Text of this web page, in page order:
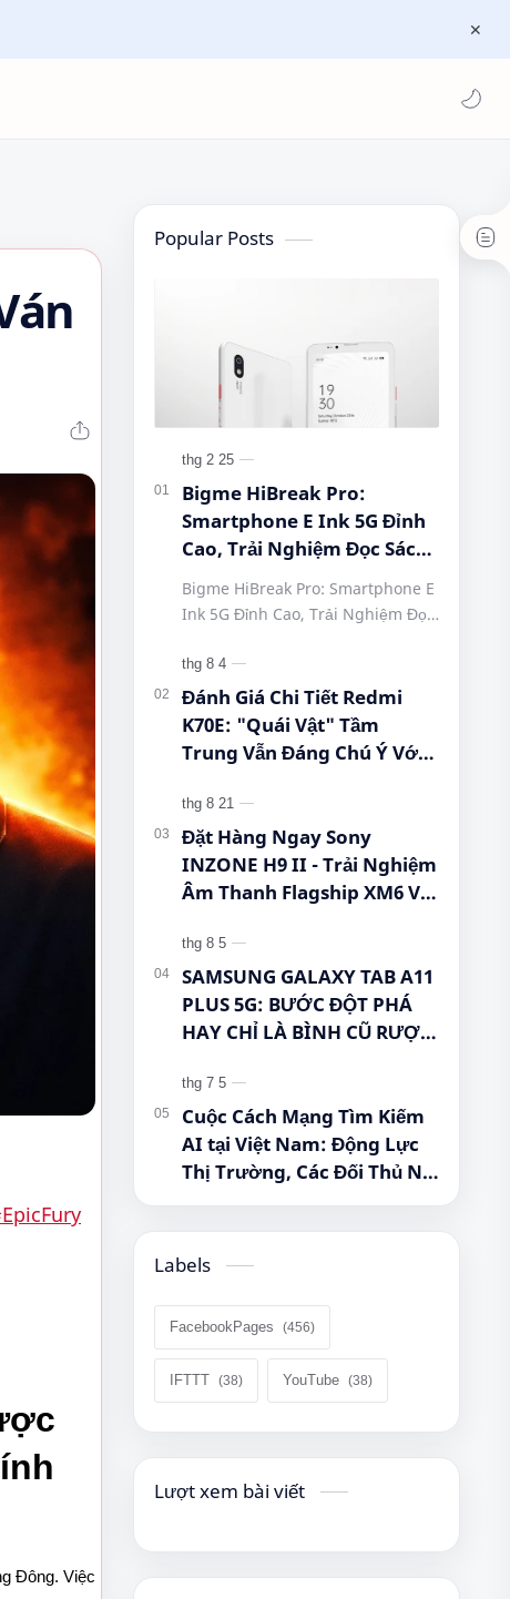
Đông. Việc
Popular Posts
Bigme HiBreak Pro:
Smartphone E Ink 5G Đỉnh
Cao, Trải Nghiệm Đọc Sách
Mobile! #BigmeHiBreakPro
#SmartphoneEInk
#QueenMobile
#HiBreakPro5G
#DienThoaiDocSach
#CongNgheMoi
#MuaSamThongMinh
#EInkPhone
#5GSmartphone
Bigme HiBreak Pro: Smartphone E
Ink 5G Đỉnh Cao, Trải Nghiệm Đọc
#BigmeHiBreakPro
#SmartphoneEInk #QueenMobile
#Hi…
Đánh Giá Chi Tiết Redmi
K70E: "Quái Vật" Tầm
Trung Vẫn Đáng Chú Ý Với
Hình 1.5K Và Pin 5.500 mAh
Đặt Hàng Ngay Sony
INZONE H9 II - Trải Nghiệm
Âm Thanh Flagship XM6 Với
SAMSUNG GALAXY TAB A11
PLUS 5G: BƯỚC ĐỘT PHÁ
HAY CHỈ LÀ BÌNH CŨ RƯỢU
#GalaxyTabA11Plus
#Tablet5G #QueenMobile
#MayTinhBang #CongNghe
Cuộc Cách Mạng Tìm Kiếm
AI tại Việt Nam: Động Lực
Thị Trường, Các Đối Thủ Nội
Lược
Labels
FacebookPages
IFTTT YouTube
Lượt xem bài viết